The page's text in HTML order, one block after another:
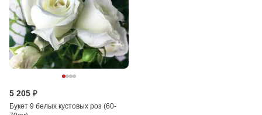
5 205 ₽
Букет 9 белых кустовых роз (60-